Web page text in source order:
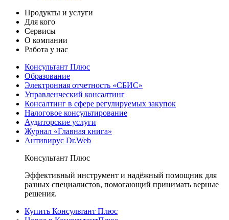
Продукты и услуги
Для кого
Сервисы
О компании
Работа у нас
Консультант Плюс
Образование
Электронная отчетность «СБИС»
Управленческий консалтинг
Консалтинг в сфере регулируемых закупок
Налоговое консультирование
Аудиторские услуги
Журнал «Главная книга»
Антивирус Dr.Web
Консультант Плюс
Эффективный инструмент и надёжный помощник для
разных специалистов, помогающий принимать верные
решения.
Купить Консультант Плюс